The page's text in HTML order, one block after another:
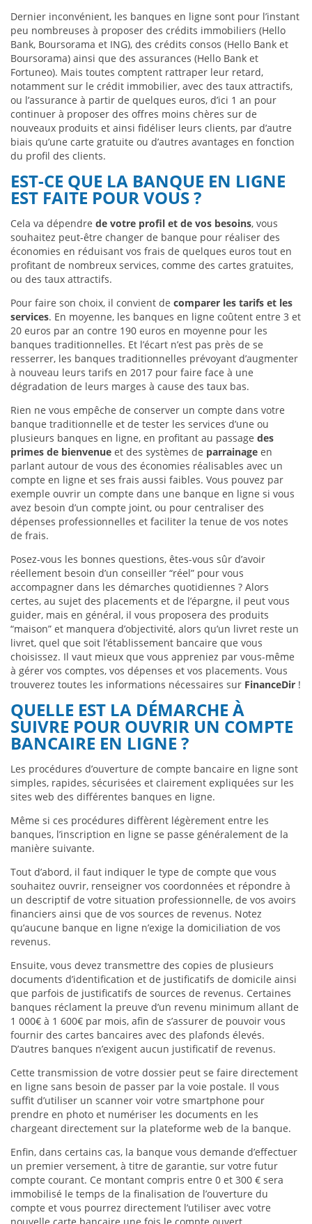
Dernier inconvénient, les banques en ligne sont pour l’instant
peu nombreuses à proposer des crédits immobiliers (Hello
Bank, Boursorama et ING), des crédits consos (Hello Bank et
Boursorama) ainsi que des assurances (Hello Bank et
Fortuneo). Mais toutes comptent rattraper leur retard,
notamment sur le crédit immobilier, avec des taux attractifs,
ou l’assurance à partir de quelques euros, d’ici 1 an pour
continuer à proposer des offres moins chères sur de
nouveaux produits et ainsi fidéliser leurs clients, par d’autre
biais qu’une carte gratuite ou d’autres avantages en fonction
du profil des clients.
EST-CE QUE LA BANQUE EN LIGNE
EST FAITE POUR VOUS ?
Cela va dépendre de votre profil et de vos besoins, vous
souhaitez peut-être changer de banque pour réaliser des
économies en réduisant vos frais de quelques euros tout en
profitant de nombreux services, comme des cartes gratuites,
ou des taux attractifs.
Pour faire son choix, il convient de comparer les tarifs et les
services. En moyenne, les banques en ligne coûtent entre 3 et
20 euros par an contre 190 euros en moyenne pour les
banques traditionnelles. Et l’écart n’est pas près de se
resserrer, les banques traditionnelles prévoyant d’augmenter
à nouveau leurs tarifs en 2017 pour faire face à une
dégradation de leurs marges à cause des taux bas.
Rien ne vous empêche de conserver un compte dans votre
banque traditionnelle et de tester les services d’une ou
plusieurs banques en ligne, en profitant au passage des
primes de bienvenue et des systèmes de parrainage en
parlant autour de vous des économies réalisables avec un
compte en ligne et ses frais aussi faibles. Vous pouvez par
exemple ouvrir un compte dans une banque en ligne si vous
avez besoin d’un compte joint, ou pour centraliser des
dépenses professionnelles et faciliter la tenue de vos notes
de frais.
Posez-vous les bonnes questions, êtes-vous sûr d’avoir
réellement besoin d’un conseiller “réel” pour vous
accompagner dans les démarches quotidiennes ? Alors
certes, au sujet des placements et de l’épargne, il peut vous
guider, mais en général, il vous proposera des produits
“maison” et manquera d’objectivité, alors qu’un livret reste un
livret, quel que soit l’établissement bancaire que vous
choisissez. Il vaut mieux que vous appreniez par vous-même
à gérer vos comptes, vos dépenses et vos placements. Vous
trouverez toutes les informations nécessaires sur FinanceDir !
QUELLE EST LA DÉMARCHE À
SUIVRE POUR OUVRIR UN COMPTE
BANCAIRE EN LIGNE ?
Les procédures d’ouverture de compte bancaire en ligne sont
simples, rapides, sécurisées et clairement expliquées sur les
sites web des différentes banques en ligne.
Même si ces procédures diffèrent légèrement entre les
banques, l’inscription en ligne se passe généralement de la
manière suivante.
Tout d’abord, il faut indiquer le type de compte que vous
souhaitez ouvrir, renseigner vos coordonnées et répondre à
un descriptif de votre situation professionnelle, de vos avoirs
financiers ainsi que de vos sources de revenus. Notez
qu’aucune banque en ligne n’exige la domiciliation de vos
revenus.
Ensuite, vous devez transmettre des copies de plusieurs
documents d’identification et de justificatifs de domicile ainsi
que parfois de justificatifs de sources de revenus. Certaines
banques réclament la preuve d’un revenu minimum allant de
1 000€ à 1 600€ par mois, afin de s’assurer de pouvoir vous
fournir des cartes bancaires avec des plafonds élevés.
D’autres banques n’exigent aucun justificatif de revenus.
Cette transmission de votre dossier peut se faire directement
en ligne sans besoin de passer par la voie postale. Il vous
suffit d’utiliser un scanner voir votre smartphone pour
prendre en photo et numériser les documents en les
chargeant directement sur la plateforme web de la banque.
Enfin, dans certains cas, la banque vous demande d’effectuer
un premier versement, à titre de garantie, sur votre futur
compte courant. Ce montant compris entre 0 et 300 € sera
immobilisé le temps de la finalisation de l’ouverture du
compte et vous pourrez directement l’utiliser avec votre